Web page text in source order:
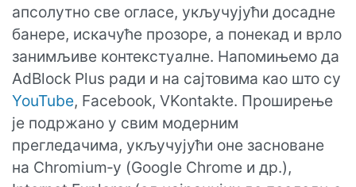
апсолутно све огласе, укључујући досадне
банере, искачуће прозоре, а понекад и врло
занимљиве контекстуалне. Напомињемо да
AdBlock Plus ради и на сајтовима као што су
YouTube, Facebook, VKontakte. Проширење
је подржано у свим модерним
прегледачима, укључујући оне засноване
на Chromium‑у (Google Chrome и др.),